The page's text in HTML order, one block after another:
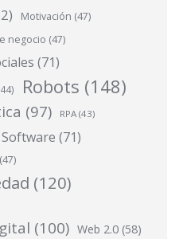
Motivación (47)
negocio (47)
(71)
Robots (148)
(97) RPA (43)
Software (71)
(47)
(120)
(100) Web 2.0 (58)